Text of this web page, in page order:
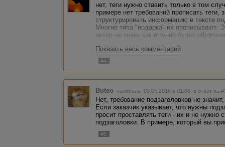
<li>первый пункт;</li>
<li>второй пункт;</li>
<li>еще сколько угодно пунктов;</li>
<li>последний пункт.</li>
Теги для НУМЕРОВАННОГО списка:
<li>первый пункт;</li>
<li>второй пункт;</li>
нет, теги нужно ставить только в том
примере нет требований прописать
структурировать информацию в тексте
Многие типа "подарка" их прописывают.
автор не знает как именно будет
ручную "чистить" текст или отправлять
оплате за это.
Итого: если не написано - проставить
то и ставить их не надо. И ставить
отсебятину. Если же есть сомнения -
заниматься самодеятельностью.
Показать весь комментарий
#4
Buteo написала 03.05.2016 в 01:08 в ответ на
Нет, требование подзаголовков не
Если заказчик указывает, что нужны
просит проставлять теги - их и не нужно
подзаголовки. В примере, который вы
#5